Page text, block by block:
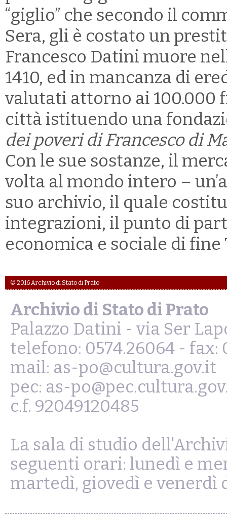
“giglio” che secondo il
Sera, gli è costato un
Francesco Datini muore
1410, ed in mancanza di
valutati attorno ai 100.000
città istituendo una
dei poveri di Francesco di
Con le sue sostanze, il
volta al mondo intero –
suo archivio, il quale
integrazioni, il punto di
economica e sociale di fine
© 2016 Archivio di Stato di Prato
Archivio di Stato di Prato
Palazzo Datini - via Ser
telefono: 0574.26064 - fax:
mail: as-po@cultura.gov.it
pec: as-
c.f. 92049120485
La sala di studio
seguenti orari: lunedì e
martedì, giovedì e venerdì